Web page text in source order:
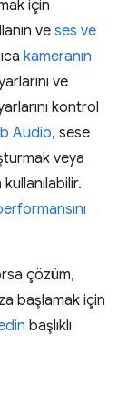
için
ve ses ve
kameranın
ve
kontrol
Audio, sese
veya
çözüm,
başlamak için
başlıklı